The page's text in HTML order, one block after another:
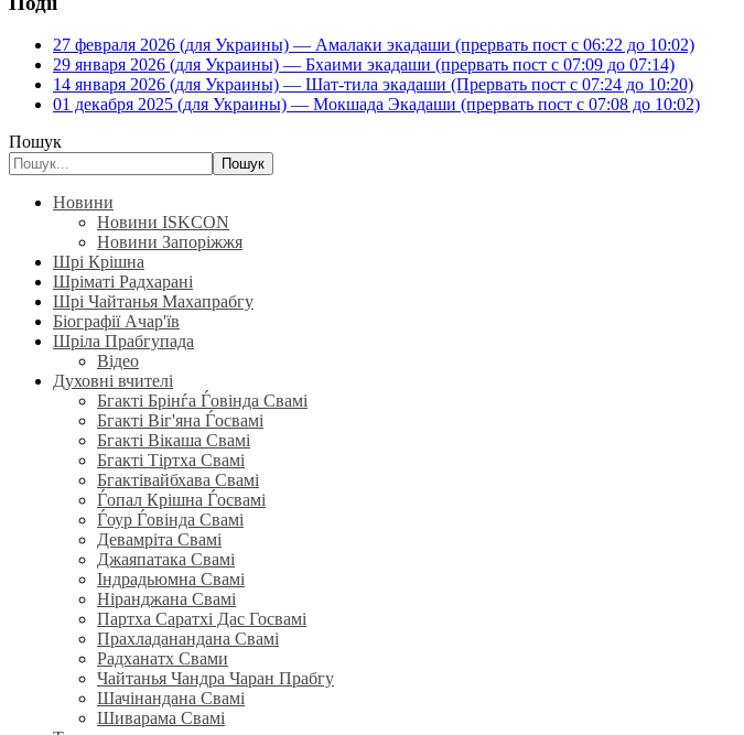
27 февраля 2026 (для Украины) — Амалаки экадаши (прервать пост с 06:22 до 10:02)
29 января 2026 (для Украины) — Бхаими экадаши (прервать пост с 07:09 до 07:14)
14 января 2026 (для Украины) — Шат-тила экадаши (Прервать пост с 07:24 до 10:20)
01 декабря 2025 (для Украины) — Мокшада Экадаши (прервать пост с 07:08 до 10:02)
Пошук
Пошук
Новини
Новини ISKCON
Новини Запоріжжя
Шрі Крішна
Шріматі Радхарані
Шрі Чайтанья Махапрабгу
Біографії Ачар'їв
Шріла Прабгупада
Відео
Духовні вчителі
Бгакті Брінѓа Ѓовінда Свамі
Бгакті Віг'яна Ѓосвамі
Бгакті Вікаша Свамі
Бгакті Тіртха Свамі
Бгактівайбхава Свамі
Ѓопал Крішна Ѓосвамі
Ѓоур Ѓовінда Свамі
Девамріта Свамі
Джаяпатака Свамі
Індрадьюмна Свамі
Ніранджана Свамі
Партха Саратхі Дас Госвамі
Прахладанандана Свамі
Радханатх Свами
Чайтанья Чандра Чаран Прабгу
Шачінандана Свамі
Шиварама Свамі